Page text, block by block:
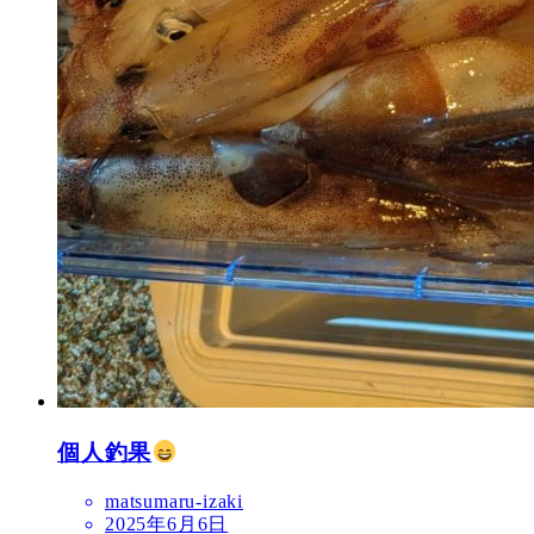
個人釣果
matsumaru-izaki
2025年6月6日